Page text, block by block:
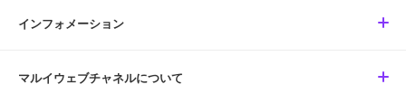
インフォメーション
マルイウェブチャネルについて